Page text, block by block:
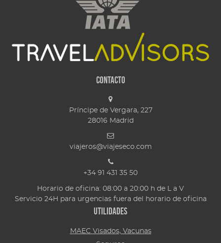
Contacto
Príncipe de Vergara, 227
28016 Madrid
viajeros@viajeseco.com
+34 91 431 35 50
Horario de oficina: 08:00 a 20:00 h de L a V
Servicio 24H para urgencias fuera del horario de oficina
Utilidades
MAEC Visados, Vacunas